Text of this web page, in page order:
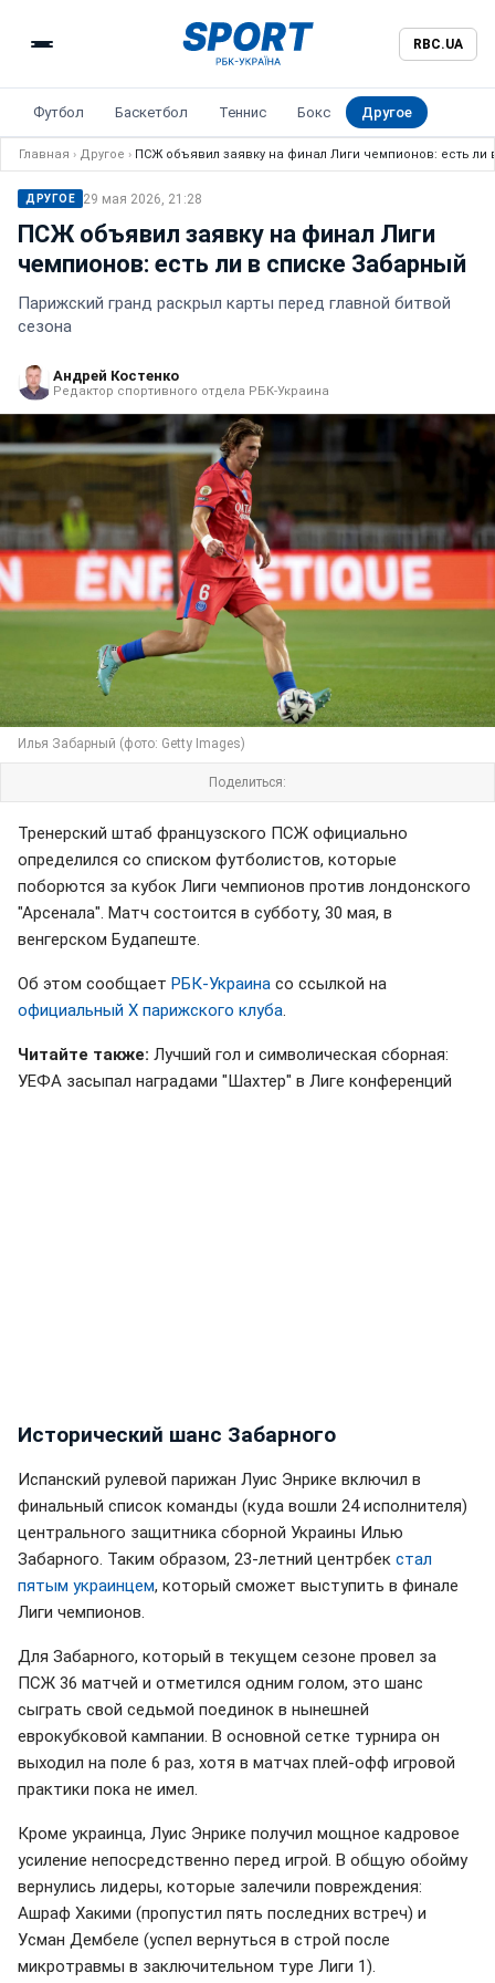
RBC.UA
Футбол Баскетбол Теннис Бокс Другое
Главная › Другое › ПСЖ объявил заявку на финал Лиги чемпионов: есть ли
ДРУГОЕ 29 мая 2026, 21:28
ПСЖ объявил заявку на финал Лиги
чемпионов: есть ли в списке Забарный
Парижский гранд раскрыл карты перед главной битвой
сезона
Андрей Костенко
Редактор спортивного отдела РБК-Украина
Илья Забарный (фото: Getty Images)
Поделиться:
Тренерский штаб французского ПСЖ официально
определился со списком футболистов, которые
поборются за кубок Лиги чемпионов против лондонского
"Арсенала". Матч состоится в субботу, 30 мая, в
венгерском Будапеште.
Об этом сообщает РБК-Украина со ссылкой на
официальный Х парижского клуба
Читайте также: Лучший гол и символическая сборная:
УЕФА засыпал наградами "Шахтер" в Лиге конференций
Исторический шанс Забарного
Испанский рулевой парижан Луис Энрике включил в
финальный список команды (куда вошли 24 исполнителя)
центрального защитника сборной Украины Илью
Забарного. Таким образом, 23-летний центрбек стал
пятым украинцем, который сможет выступить в финале
Лиги чемпионов.
Для Забарного, который в текущем сезоне провел за
ПСЖ 36 матчей и отметился одним голом, это шанс
сыграть свой седьмой поединок в нынешней
еврокубковой кампании. В основной сетке турнира он
выходил на поле 6 раз, хотя в матчах плей-офф игровой
практики пока не имел.
Кроме украинца, Луис Энрике получил мощное кадровое
усиление непосредственно перед игрой. В общую обойму
вернулись лидеры, которые залечили повреждения:
Ашраф Хакими (пропустил пять последних встреч) и
Усман Дембеле (успел вернуться в строй после
микротравмы в заключительном туре Лиги 1).